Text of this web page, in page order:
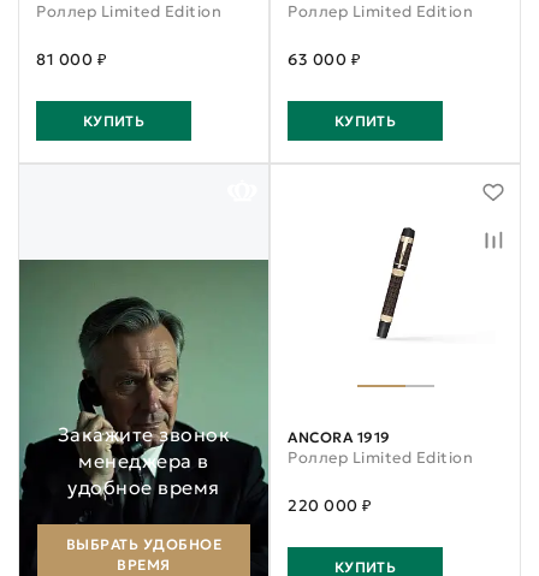
Роллер Limited Edition
81 000 ₽
КУПИТЬ
Роллер Limited Edition
63 000 ₽
КУПИТЬ
Закажите звонок
менеджера в
удобное время
ВЫБРАТЬ УДОБНОЕ
ВРЕМЯ
ANCORA 1919
Роллер Limited Edition
220 000 ₽
КУПИТЬ